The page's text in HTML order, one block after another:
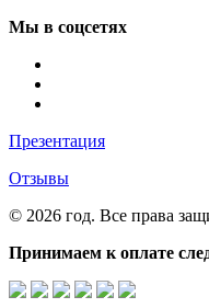
Мы в соцсетях
Презентация
Отзывы
© 2026 год. Все права
Принимаем к оплате